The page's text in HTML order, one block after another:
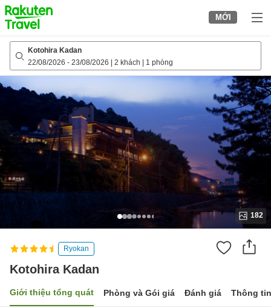
to
top
page
MỚI
Kotohira Kadan
22/08/2026 - 23/08/2026 2 khách 1 phòng
182
Ryokan
Kotohira Kadan
Giới thiệu tổng quát Phòng và Gói giá Đánh giá Thông